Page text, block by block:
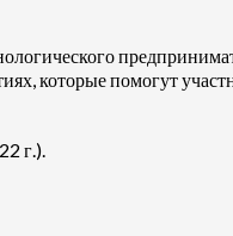
которые помогут
г.).